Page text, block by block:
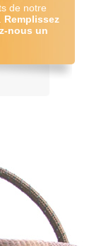
de notre
Remplissez
nous un